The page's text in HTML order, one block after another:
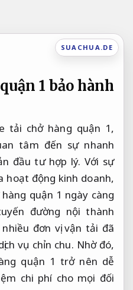
SUACHUA.DE
1 bảo hành
tải chở hàng quận 1,
tâm đến sự nhanh
đầu tư hợp lý. Với sự
hoạt động kinh doanh,
quận 1 ngày càng
đường nội thành
đơn vị vận tải đã
vụ chỉn chu. Nhờ đó,
quận 1 trở nên dễ
chi phí cho mọi đối